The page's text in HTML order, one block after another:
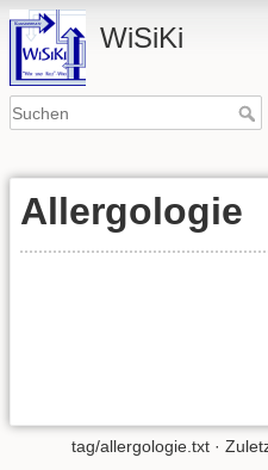
WiSiKi
Allergologie
tag/allergologie.txt ·